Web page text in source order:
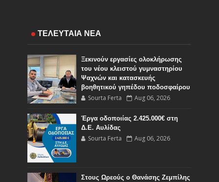
ΤΕΛΕΥΤΑΙΑ ΝΕΑ
Ξεκινούν εργασίες ολοκλήρωσης
του νέου κλειστού γυμναστηρίου
Ψαχνών και κατασκευής
βοηθητικού γηπέδου ποδοσφαίρου
Sourta Ferta Aug 06, 2026
Έργα οδοποιίας 2.425.000€ στη
Δ.Ε. Αυλίδας
Sourta Ferta Aug 06, 2026
Στους Ωρεούς ο Θανάσης Ζεμπίλης